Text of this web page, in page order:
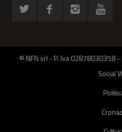
© NFN srl - P. Iva 02878030358 -
Social